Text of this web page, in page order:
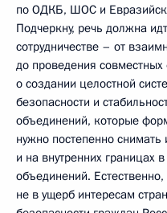
по ОДКБ, ШОС и
Подчеркну, речь должна
сотрудничестве – от
до проведения
о создании целостной
безопасности и
объединений, которые
нужно постепенно
и на внутренних границах
объединений.
не в ущерб интересам